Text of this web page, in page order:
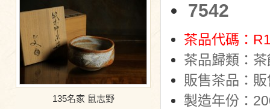
135名家 鼠志野
7542
茶品代碼：
茶品歸類：茶
販售茶品：
製造年份：